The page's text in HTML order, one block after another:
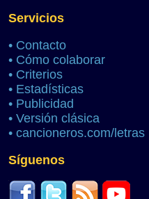
Servicios
• Contacto
• Cómo colaborar
• Criterios
• Estadísticas
• Publicidad
• Versión clásica
• cancioneros.com/letras
Síguenos